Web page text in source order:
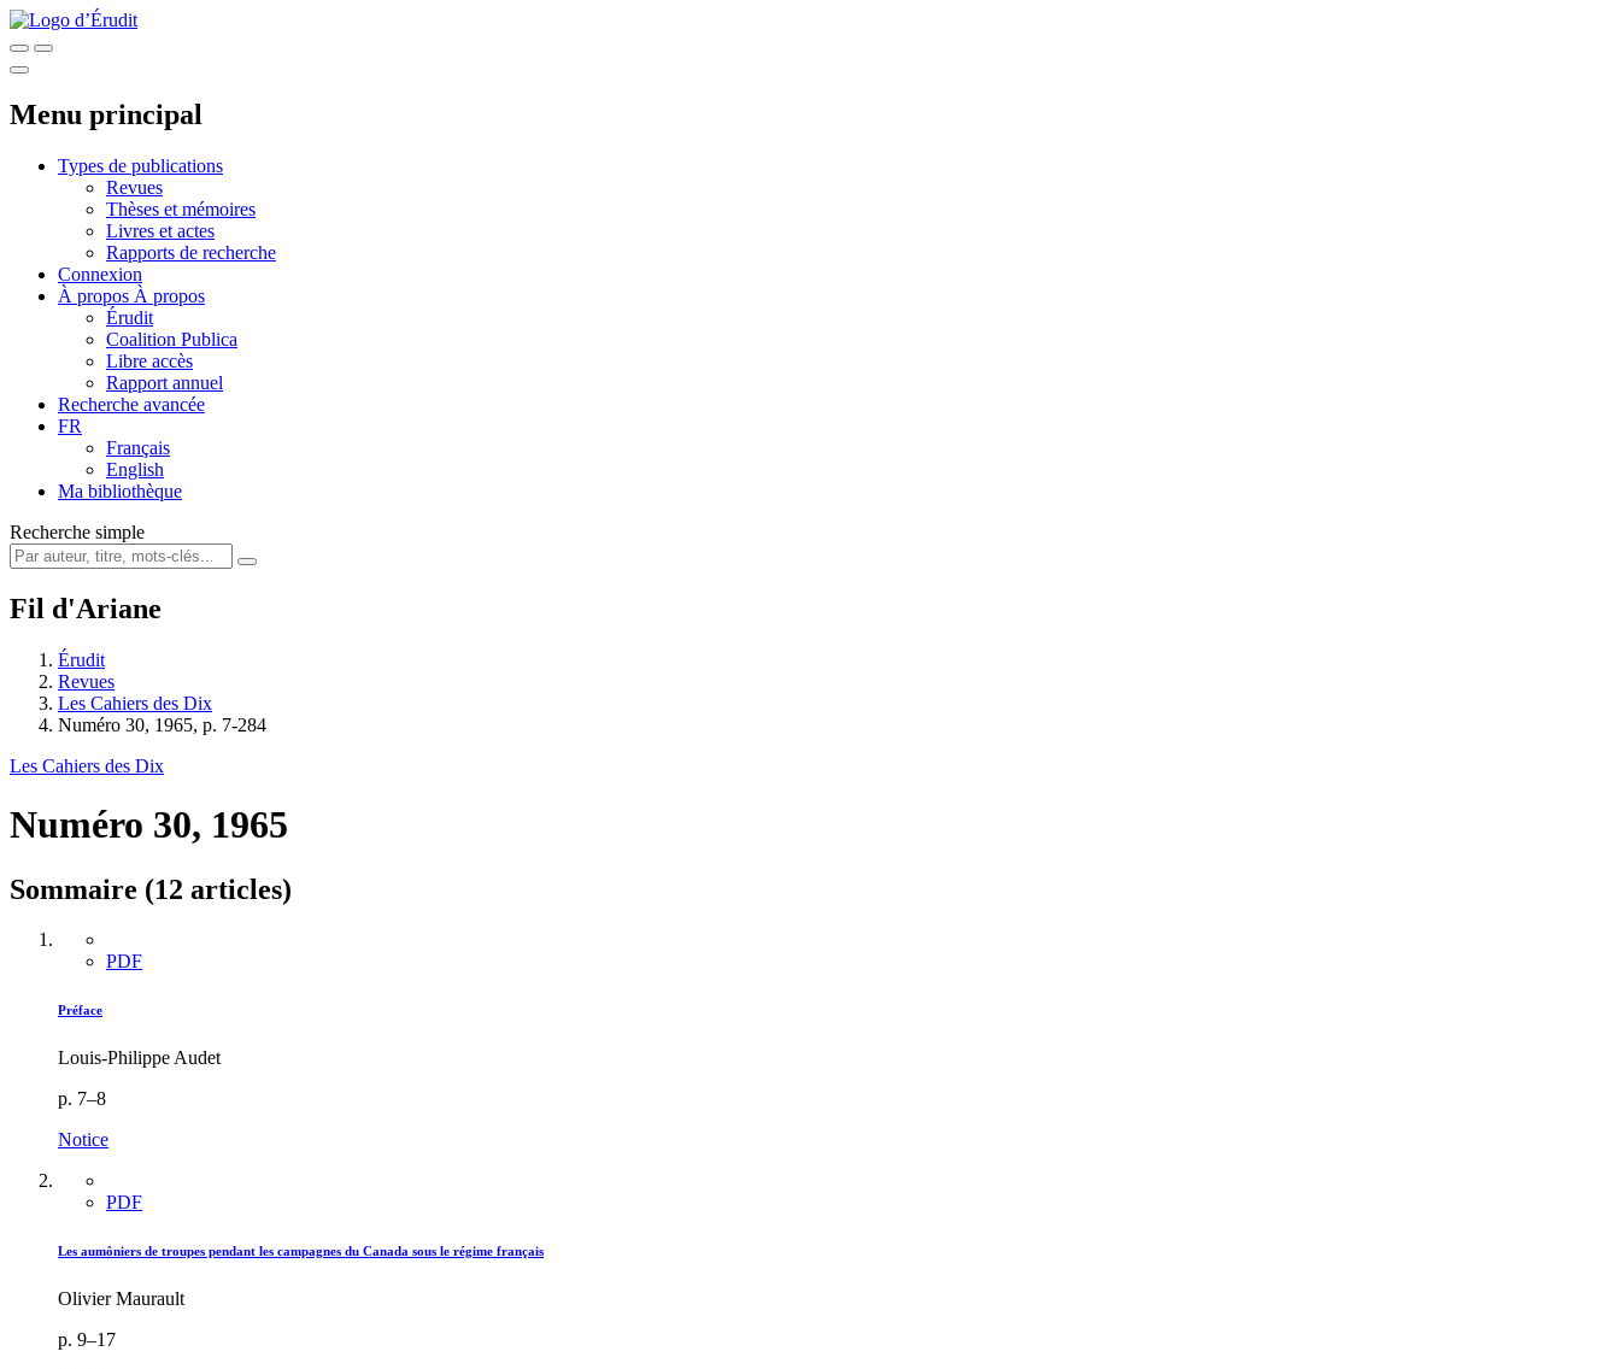
Menu principal
Types de publications
Revues
Thèses et mémoires
Livres et actes
Rapports de recherche
Connexion
À propos À propos
Érudit
Coalition Publica
Libre accès
Rapport annuel
Recherche avancée
FR
Français
English
Ma bibliothèque
Recherche simple
Fil d'Ariane
Érudit
Revues
Les Cahiers des Dix
Numéro 30, 1965, p. 7-284
Les Cahiers des Dix
Numéro 30, 1965
Sommaire (12 articles)
PDF
Préface
Louis-Philippe Audet
p. 7–8
Notice
PDF
Les aumôniers de troupes pendant les campagnes du Canada sous le régime français
Olivier Maurault
p. 9–17